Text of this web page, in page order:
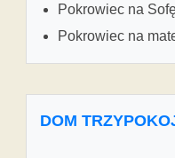
Pokrowiec na
Pokrowiec na
DOM